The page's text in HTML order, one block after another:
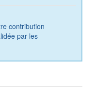
contribution
par les